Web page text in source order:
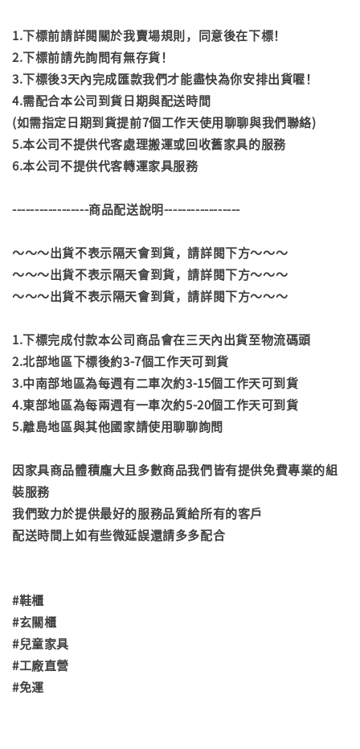
1.下標前請詳閱關於我賣場規則，同意後在下標！
2.下標前請先詢問有無存貨！
3.下標後3天內完成匯款我們才能盡快為你安排出貨喔！
4.需配合本公司到貨日期與配送時間
(如需指定日期到貨提前7個工作天使用聊聊與我們聯絡)
5.本公司不提供代客處理搬運或回收舊家具的服務
6.本公司不提供代客轉運家具服務
-----------------商品配送說明-----------------
～～～出貨不表示隔天會到貨，請詳閱下方～～～
～～～出貨不表示隔天會到貨，請詳閱下方～～～
～～～出貨不表示隔天會到貨，請詳閱下方～～～
1.下標完成付款本公司商品會在三天內出貨至物流碼頭
2.北部地區下標後約3-7個工作天可到貨
3.中南部地區為每週有二車次約3-15個工作天可到貨
4.東部地區為每兩週有一車次約5-20個工作天可到貨
5.離島地區與其他國家請使用聊聊詢問
因家具商品體積龐大且多數商品我們皆有提供免費專業的組
裝服務
我們致力於提供最好的服務品質給所有的客戶
配送時間上如有些微延誤還請多多配合
#鞋櫃
#玄關櫃
#兒童家具
#工廠直營
#免運